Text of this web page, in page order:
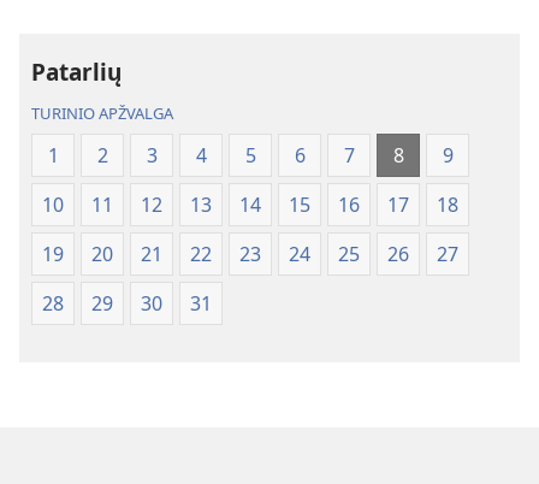
Patarlių
TURINIO APŽVALGA
1 2 3 4 5 6 7 8
9
10
11 12 13 14 15 16 17
18
19
20 21 22 23 24 25 26
27
28
29 30 31